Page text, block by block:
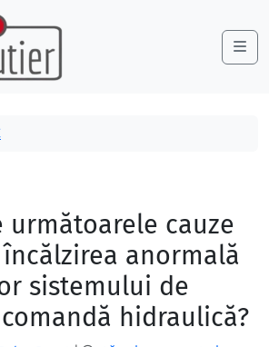
următoarele cauze
anormală
sistemului de
hidraulică?